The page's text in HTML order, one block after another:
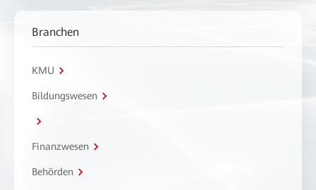
Branchen
KMU
Bildungswesen
Finanzwesen
Behörden